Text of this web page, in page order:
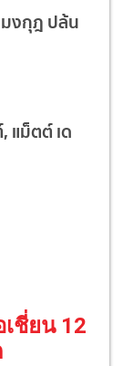
มงกุฎ ปล้น
แม็ตต์ เด
เชี่ยน 12